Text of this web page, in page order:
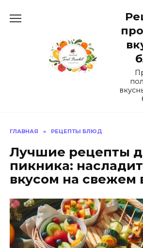
ГЛАВНАЯ » РЕЦЕПТЫ БЛЮД
Лучшие рецепты
пикника:
вкусом на свежем